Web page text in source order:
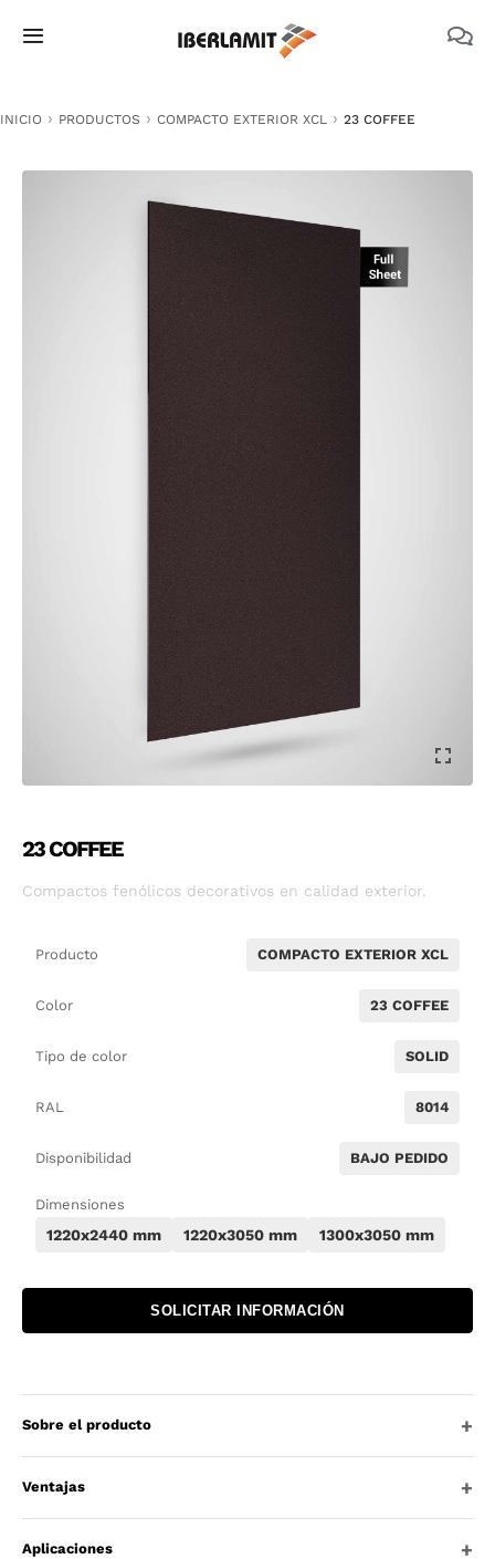
Toggle
NOSOTROS
DOCUMENTACIÓN TÉCNICA
INICIO PRODUCTOS COMPACTO EXTERIOR XCL 23 COFFEE
23 COFFEE
Compactos fenólicos decorativos en calidad exterior.
Producto COMPACTO EXTERIOR XCL
Color 23 COFFEE
Tipo de color SOLID
RAL 8014
Disponibilidad BAJO PEDIDO
Dimensiones
1220x2440 mm 1220x3050 mm 1300x3050 mm
SOLICITAR INFORMACIÓN
Sobre el producto
Ventajas
Aplicaciones